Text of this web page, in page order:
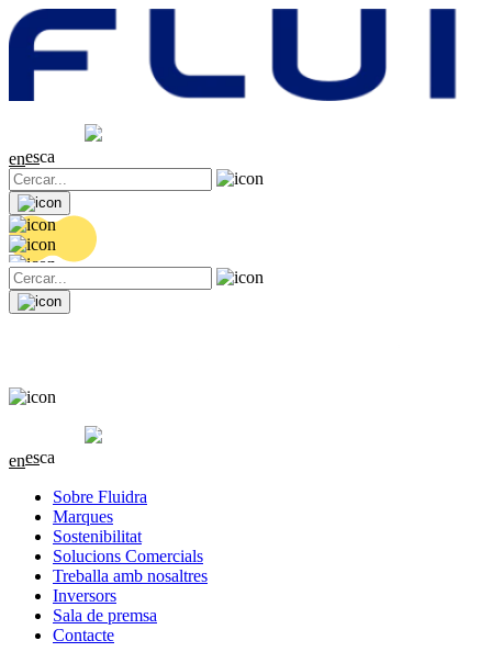
0.04 (+0.2%)
enesca
0.04 (+0.2%)
enesca
Sobre Fluidra
Marques
Sostenibilitat
Solucions Comercials
Treballa amb nosaltres
Inversors
Sala de premsa
Contacte